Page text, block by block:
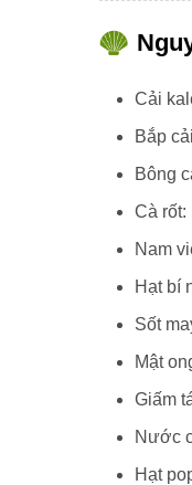
Cải
Bắp
Bông
Cà rốt:
Nam
Hạt bí
Sốt
Mật
Giấm
Nước
Hạt